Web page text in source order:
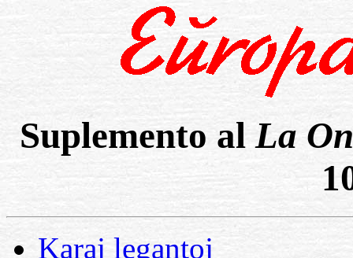
Suplemento alLa
Karaj legantoj